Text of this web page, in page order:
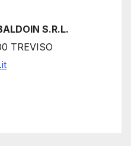
S.R.L.
TREVISO